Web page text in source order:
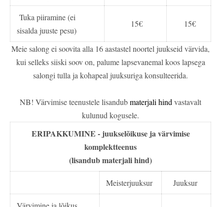
Tuka piiramine (ei
sisalda juuste pesu)
15€ 15€
Meie salong ei soovita alla 16 aastastel noortel juukseid värvida,
kui selleks siiski soov on, palume lapsevanemal koos lapsega
salongi tulla ja kohapeal juuksuriga konsulteerida.
NB! Värvimise teenustele lisandubmaterjali hind vastavalt
kulunud kogusele.
ERIPAKKUMINE - juukselõikuse ja värvimise
komplektteenus
(lisandub materjali hind)
Meisterjuuksur Juuksur